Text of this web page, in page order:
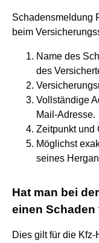
Schadensmeldung
beim
Name des
des
Vollständige
Mail-Adresse.
Zeitpunkt und
Möglichst
seines
Hat man bei
einen Schaden
Dies gilt für die Kfz-